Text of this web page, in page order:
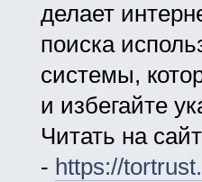
делает
поиска
системы,
и избегайте
Читать на
- https://